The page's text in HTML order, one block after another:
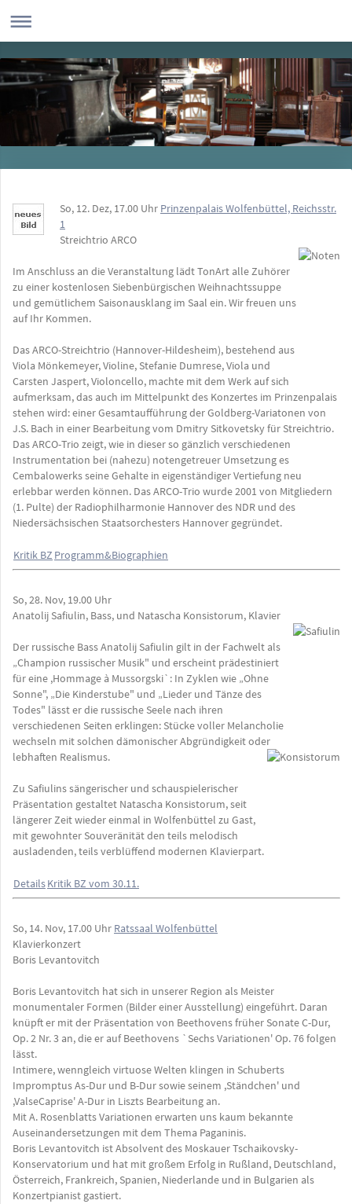
So, 12. Dez, 17.00 Uhr Prinzenpalais Wolfenbüttel, Reichsstr.
1
Streichtrio ARCO
Im Anschluss an die Veranstaltung lädt TonArt alle Zuhörer
zu einer kostenlosen Siebenbürgischen Weihnachtssuppe
und gemütlichem Saisonausklang im Saal ein. Wir freuen uns
auf Ihr Kommen.
Das ARCO-Streichtrio (Hannover-Hildesheim), bestehend aus
Viola Mönkemeyer, Violine, Stefanie Dumrese, Viola und
Carsten Jaspert, Violoncello, machte mit dem Werk auf sich
aufmerksam, das auch im Mittelpunkt des Konzertes im Prinzenpalais
stehen wird: einer Gesamtaufführung der Goldberg-Variatonen von
J.S. Bach in einer Bearbeitung vom Dmitry Sitkovetsky für Streichtrio.
Das ARCO-Trio zeigt, wie in dieser so gänzlich verschiedenen
Instrumentation bei (nahezu) notengetreuer Umsetzung es
Cembalowerks seine Gehalte in eigenständiger Vertiefung neu
erlebbar werden können. Das ARCO-Trio wurde 2001 von Mitgliedern
(1. Pulte) der Radiophilharmonie Hannover des NDR und des
Niedersächsischen Staatsorchesters Hannover gegründet.
Kritik BZ Programm&Biographien
So, 28. Nov, 19.00 Uhr
Anatolij Safiulin, Bass, und Natascha Konsistorum, Klavier
Der russische Bass Anatolij Safiulin gilt in der Fachwelt als
„Champion russischer Musik" und erscheint prädestiniert
für eine ,Hommage à Mussorgski`: In Zyklen wie „Ohne
Sonne", „Die Kinderstube" und „Lieder und Tänze des
Todes" lässt er die russische Seele nach ihren
verschiedenen Seiten erklingen: Stücke voller Melancholie
wechseln mit solchen dämonischer Abgründigkeit oder
lebhaften Realismus.
Zu Safiulins sängerischer und schauspielerischer
Präsentation gestaltet Natascha Konsistorum, seit
längerer Zeit wieder einmal in Wolfenbüttel zu Gast,
mit gewohnter Souveränität den teils melodisch
ausladenden, teils verblüffend modernen Klavierpart.
DetailsKritik BZ vom 30.11.
So, 14. Nov, 17.00 Uhr Ratssaal Wolfenbüttel
Klavierkonzert
Boris Levantovitch
Boris Levantovitch hat sich in unserer Region als Meister
monumentaler Formen (Bilder einer Ausstellung) eingeführt. Daran
knüpft er mit der Präsentation von Beethovens früher Sonate C-Dur,
Op. 2 Nr. 3 an, die er auf Beethovens `Sechs Variationen' Op. 76 folgen
lässt.
Intimere, wenngleich virtuose Welten klingen in Schuberts
Impromptus As-Dur und B-Dur sowie seinem ,Ständchen' und
,ValseCaprise' A-Dur in Liszts Bearbeitung an.
Mit A. Rosenblatts Variationen erwarten uns kaum bekannte
Auseinandersetzungen mit dem Thema Paganinis.
Boris Levantovitch ist Absolvent des Moskauer Tschaikovsky-
Konservatorium und hat mit großem Erfolg in Rußland, Deutschland,
Österreich, Frankreich, Spanien, Niederlande und in Bulgarien als
Konzertpianist gastiert.